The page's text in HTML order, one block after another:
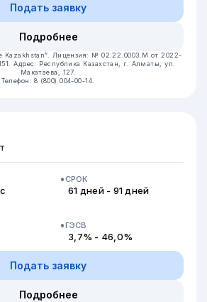
Подать заявку
Подробнее
Kazakhstan”.
Лицензия: № 02.22.0003.М от 2022-
Адрес: Республика Казахстан, г. Алматы, ул.
Макатаева, 127.
Телефон: 8 (800) 004-00-14.
СРОК
61 дней - 91 дней
ГЭСВ
3,7% - 46,0%
Подать заявку
Подробнее